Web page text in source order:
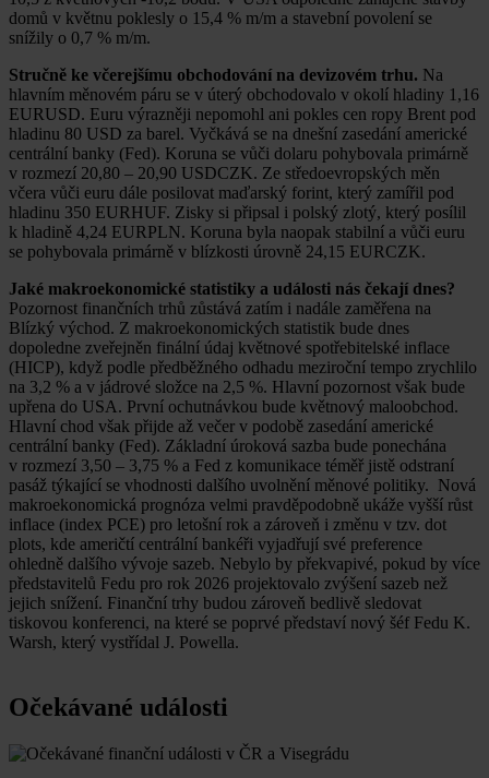
domů v květnu poklesly o 15,4 % m/m a stavební povolení se
snížily o 0,7 % m/m.
Stručně ke včerejšímu obchodování na devizovém trhu. Na
hlavním měnovém páru se v úterý obchodovalo v okolí hladiny 1,16
EURUSD. Euru výrazněji nepomohl ani pokles cen ropy Brent pod
hladinu 80 USD za barel. Vyčkává se na dnešní zasedání americké
centrální banky (Fed). Koruna se vůči dolaru pohybovala primárně
v rozmezí 20,80 – 20,90 USDCZK. Ze středoevropských měn
včera vůči euru dále posilovat maďarský forint, který zamířil pod
hladinu 350 EURHUF. Zisky si připsal i polský zlotý, který posílil
k hladině 4,24 EURPLN. Koruna byla naopak stabilní a vůči euru
se pohybovala primárně v blízkosti úrovně 24,15 EURCZK.
Jaké makroekonomické statistiky a události nás čekají dnes?
Pozornost finančních trhů zůstává zatím i nadále zaměřena na
Blízký východ. Z makroekonomických statistik bude dnes
dopoledne zveřejněn finální údaj květnové spotřebitelské inflace
(HICP), když podle předběžného odhadu meziroční tempo zrychlilo
na 3,2 % a v jádrové složce na 2,5 %. Hlavní pozornost však bude
upřena do USA. První ochutnávkou bude květnový maloobchod.
Hlavní chod však přijde až večer v podobě zasedání americké
centrální banky (Fed). Základní úroková sazba bude ponechána
v rozmezí 3,50 – 3,75 % a Fed z komunikace téměř jistě odstraní
pasáž týkající se vhodnosti dalšího uvolnění měnové politiky. Nová
makroekonomická prognóza velmi pravděpodobně ukáže vyšší růst
inflace (index PCE) pro letošní rok a zároveň i změnu v tzv. dot
plots, kde američtí centrální bankéři vyjadřují své preference
ohledně dalšího vývoje sazeb. Nebylo by překvapivé, pokud by více
představitelů Fedu pro rok 2026 projektovalo zvýšení sazeb než
jejich snížení. Finanční trhy budou zároveň bedlivě sledovat
tiskovou konferenci, na které se poprvé představí nový šéf Fedu K.
Warsh, který vystřídal J. Powella.
Očekávané události